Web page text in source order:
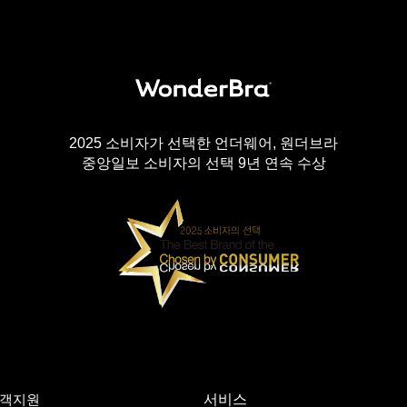
2025 소비자가 선택한 언더웨어, 원더브라
중앙일보 소비자의 선택 9년 연속 수상
지원 서비스